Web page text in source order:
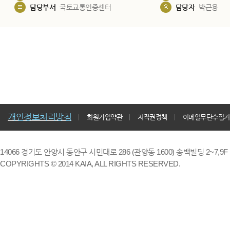
담당부서 국토교통인증센터 담당자 박근용
개인정보처리방침 회원가입약관 저작권정책 이메일무단수집
14066 경기도 안양시 동안구 시민대로 286 (관양동 1600) 송백빌딩
COPYRIGHTS © 2014 KAIA, ALL RIGHTS RESERVED.